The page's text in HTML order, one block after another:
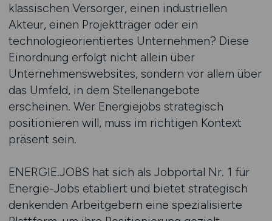
klassischen Versorger, einen industriellen
Akteur, einen Projektträger oder ein
technologieorientiertes Unternehmen? Diese
Einordnung erfolgt nicht allein über
Unternehmenswebsites, sondern vor allem über
das Umfeld, in dem Stellenangebote
erscheinen. Wer Energiejobs strategisch
positionieren will, muss im richtigen Kontext
präsent sein.
ENERGIE.JOBS hat sich als Jobportal Nr. 1 für
Energie-Jobs etabliert und bietet strategisch
denkenden Arbeitgebern eine spezialisierte